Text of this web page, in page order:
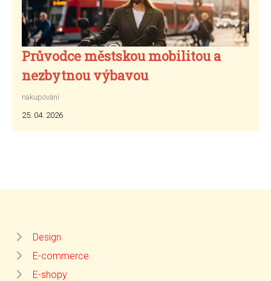
Průvodce městskou mobilitou a
nezbytnou výbavou
nakupování
25. 04. 2026
Design
E-commerce
E-shopy